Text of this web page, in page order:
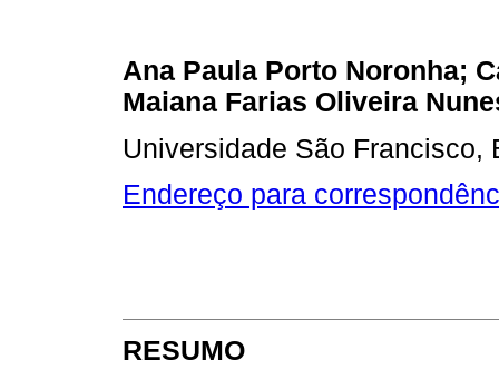
Ana Paula Porto Noronha;
Maiana Farias Oliveira
Universidade São Francisco,
Endereço para
RESUMO